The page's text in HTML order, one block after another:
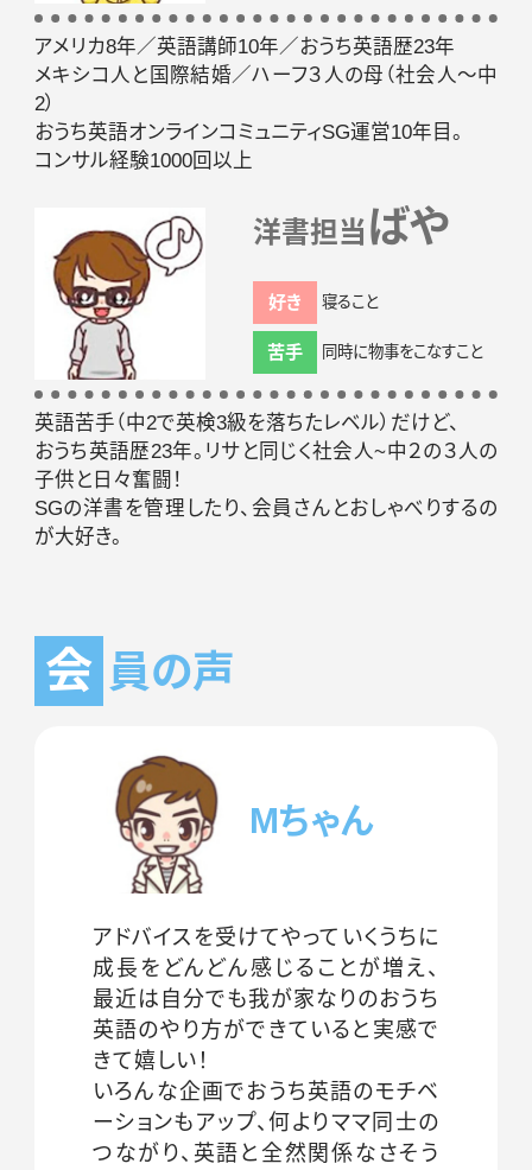
アメリカ8年／英語講師10年／おうち英語歴23年
メキシコ人と国際結婚／ハーフ３人の母（社会人～中
2）
おうち英語オンラインコミュニティSG運営10年目。
コンサル経験1000回以上
洋書担当 ばや
好き 寝ること
苦手 同時に物事をこなすこと
英語苦手（中2で英検3級を落ちたレベル）だけど、
おうち英語歴23年。リサと同じく社会人~中２の３人の
子供と日々奮闘！
SGの洋書を管理したり、会員さんとおしゃべりするの
が大好き。
会 員の声
Mちゃん
アドバイスを受けてやっていくうちに
成長をどんどん感じることが増え、
最近は自分でも我が家なりのおうち
英語のやり方ができていると実感で
きて嬉しい！
いろんな企画でおうち英語のモチベ
ーションもアップ、何よりママ同士の
つながり、英語と全然関係なさそう